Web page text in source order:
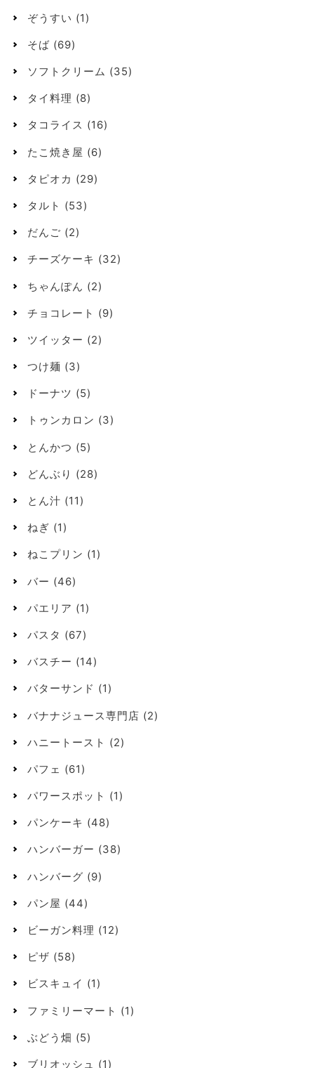
ぞうすい (1)
そば (69)
ソフトクリーム (35)
タイ料理 (8)
タコライス (16)
たこ焼き屋 (6)
タピオカ (29)
タルト (53)
だんご (2)
チーズケーキ (32)
ちゃんぽん (2)
チョコレート (9)
ツイッター (2)
つけ麺 (3)
ドーナツ (5)
トゥンカロン (3)
とんかつ (5)
どんぶり (28)
とん汁 (11)
ねぎ (1)
ねこプリン (1)
バー (46)
パエリア (1)
パスタ (67)
バスチー (14)
バターサンド (1)
バナナジュース専門店 (2)
ハニートースト (2)
パフェ (61)
パワースポット (1)
パンケーキ (48)
ハンバーガー (38)
ハンバーグ (9)
パン屋 (44)
ビーガン料理 (12)
ピザ (58)
ビスキュイ (1)
ファミリーマート (1)
ぶどう畑 (5)
ブリオッシュ (1)